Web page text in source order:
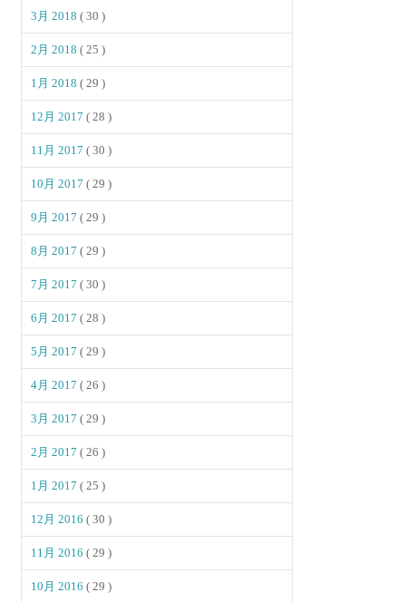
3月 2018( 30 )
2月 2018( 25 )
1月 2018( 29 )
12月 2017( 28 )
11月 2017( 30 )
10月 2017( 29 )
9月 2017( 29 )
8月 2017( 29 )
7月 2017( 30 )
6月 2017( 28 )
5月 2017( 29 )
4月 2017( 26 )
3月 2017( 29 )
2月 2017( 26 )
1月 2017( 25 )
12月 2016( 30 )
11月 2016( 29 )
10月 2016( 29 )